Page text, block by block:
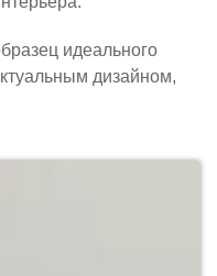
идеального
дизайном,